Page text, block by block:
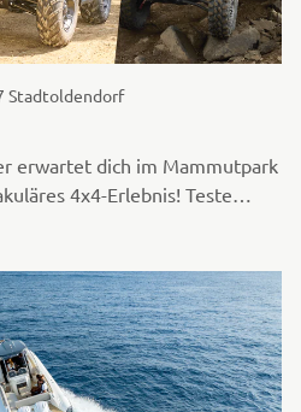
Stadtoldendorf
erwartet dich im Mammutpark
4x4-Erlebnis! Teste
by-Side-Modelle aus den
dich mit Gleichgesinnten
Community-Atmosphäre
2026.